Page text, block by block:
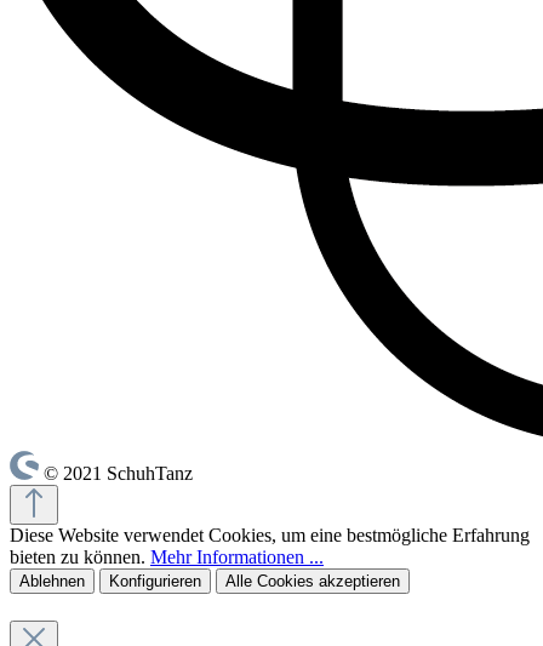
© 2021 SchuhTanz
Diese Website verwendet Cookies, um eine bestmögliche Erfahrung
bieten zu können. Mehr Informationen ...
Ablehnen Konfigurieren Alle Cookies akzeptieren